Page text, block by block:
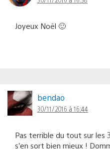
Joyeux Noël 🙂
bendao
30/11/2016 à 16:44
Pas terrible du tout sur les
s’en sort bien mieux !